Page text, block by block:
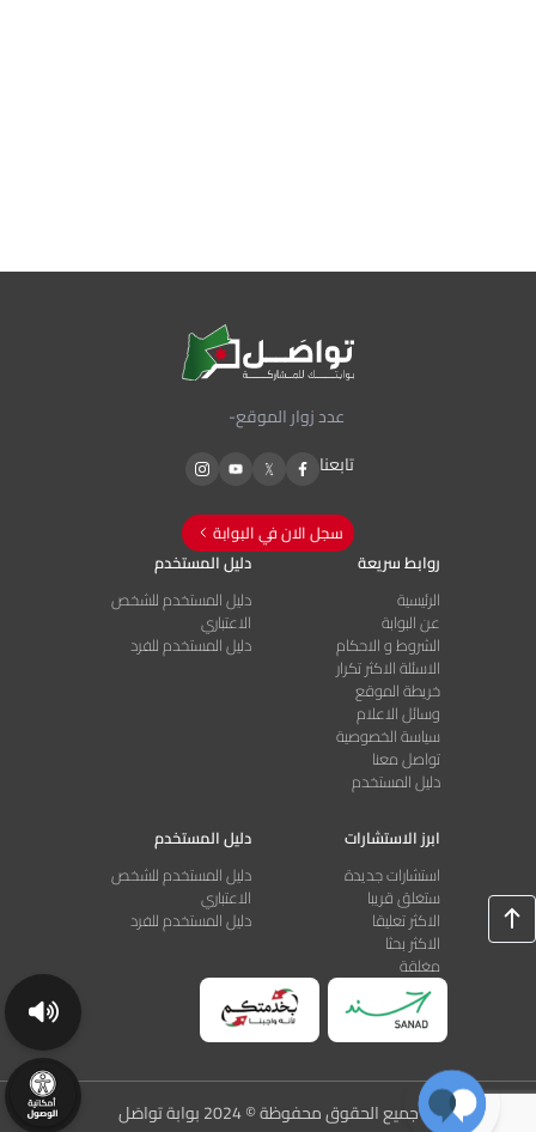
عدد زوار الموقع-
تابعنا
سجل الان في البوابة
روابط سريعة
الرئيسية
عن البوابة
الشروط و الاحكام
الاسئلة الاكثر تكرار
خريطة الموقع
وسائل الاعلام
سياسة الخصوصية
تواصل معنا
دليل المستخدم
دليل المستخدم
دليل المستخدم للشخص
الاعتباري
دليل المستخدم للفرد
ابرز الاستشارات
استشارات جديدة
ستغلق قريبا
الاكثر تعليقا
الاكثر بحثا
مغلقة
دليل المستخدم
دليل المستخدم للشخص
الاعتباري
دليل المستخدم للفرد
جميع الحقوق محفوظة © 2024 بوابة تواصَل